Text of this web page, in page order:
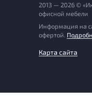
2013 — 2026 ©
офисной мебели
Информация на
офертой.
Карта сайта